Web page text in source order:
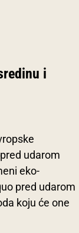
i
udarom
eko-
pred udarom
koju će one